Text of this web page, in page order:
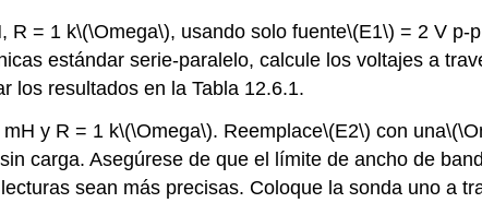
R = 1 k\(\Omega\), usando solo fuente\(E1\) = 2 V p-
estándar serie-paralelo, calcule los voltajes a
los resultados en la Tabla 12.6.1.
y R = 1 k\(\Omega\). Reemplace\(E2\) con una
carga. Asegúrese de que el límite de ancho de
sean más precisas. Coloque la sonda uno a